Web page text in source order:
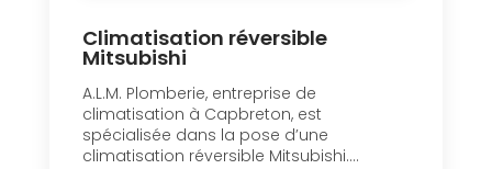
Climatisation réversible
Mitsubishi
A.L.M. Plomberie, entreprise de
climatisation à Capbreton, est
spécialisée dans la pose d’une
climatisation réversible Mitsubishi....